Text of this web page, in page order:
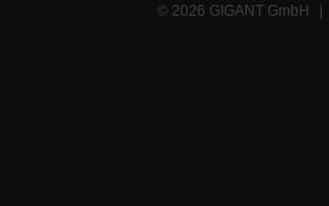
© 2026 GIGANT GmbH |